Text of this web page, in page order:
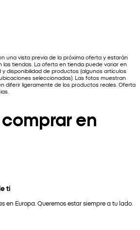
una vista previa de la próxima oferta y estarán
las tiendas. La oferta en tienda puede variar en
disponibilidad de productos (algunos artículos
seleccionadas). Las fotos muestran
diferir ligeramente de los productos reales. Oferta
en
ti
en Europa. Queremos estar siempre a tu lado.